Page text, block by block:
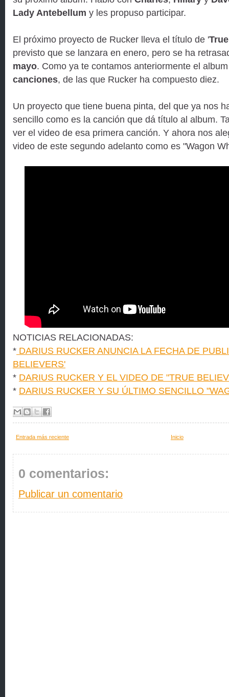
Lady Antebellum y les propuso participar.
El próximo proyecto de Rucker lleva el título de '
previsto que se lanzara en enero, pero se ha
mayo. Como ya te contamos anteriormente el
canciones, de las que Rucker ha compuesto diez.
Un proyecto que tiene buena pinta, del que ya nos
sencillo como es la canción que dá título al album.
ver el video de esa primera canción. Y ahora nos
video de este segundo adelanto como es "Wagon
NOTICIAS RELACIONADAS:
* DARIUS RUCKER ANUNCIA LA FECHA DE
BELIEVERS'
* DARIUS RUCKER Y EL VIDEO DE "TRUE
* DARIUS RUCKER Y SU ÚLTIMO SENCILLO
Entrada más reciente Inicio
0 comentarios:
Publicar un comentario